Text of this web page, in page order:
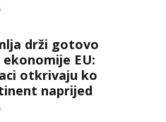
drži gotovo
EU:
otkrivaju ko
naprijed